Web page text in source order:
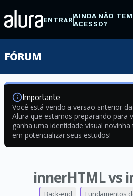
ENTRARAINDA NÃO TEM
ACESSO?
FÓRUM
Importante
Você está vendo a versão anterior
Alura que estamos preparando para
ganha uma identidade visual
em potencializar seus estudos!
innerHTML vs
Back-end Fundamentos